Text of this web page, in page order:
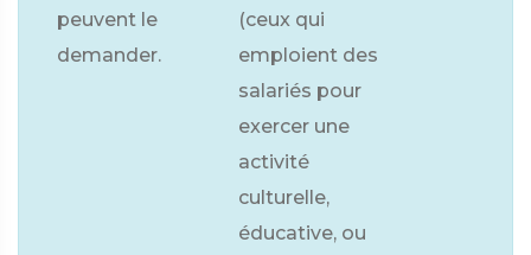
peuvent le
demander.
(ceux qui
emploient des
salariés pour
exercer une
activité
culturelle,
éducative, ou